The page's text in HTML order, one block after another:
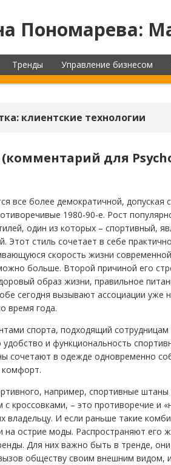
Пономарева:
Тренды Управление бизнесом
клиентские технологии
для
все более демократичной, допуская
1980-90-е. Рост
один из которых – спортивный,
Этот стиль сочетает в себе
скорость жизни
больше. Второй причиной его
образ жизни, правильное
сегодня вызывают ассоциации уже
время года.
спорта, подходящий сотрудницам
удобство и функциональность
сочетают в одежде одновременно
комфорт.
например, спортивные
кроссовками, – это противоречие и
владельцу. И если раньше такие
на острие моды. Распространяют
Для них важно быть в тренде, они
обществу своим внешним видом,